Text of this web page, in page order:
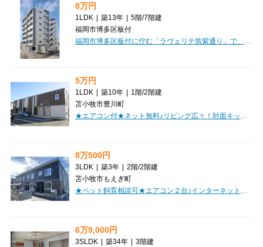
8万円
1LDK | 築13年 | 5階/7階建
福岡市博多区板付
5万円
1LDK | 築10年 | 1階/2階建
苫小牧市豊川町
8万500円
3LDK | 築3年 | 2階/2階建
苫小牧市もえぎ町
6万9,000円
3SLDK | 築34年 | 3階建